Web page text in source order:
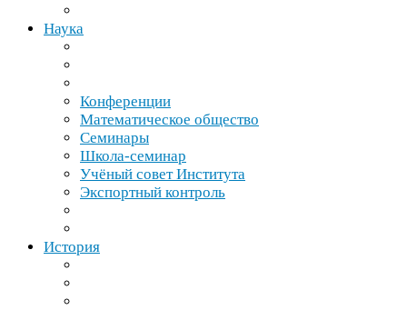
Наука
Конференции
Математическое общество
Семинары
Школа-​семинар
Учёный совет Института
Экспортный контроль
История